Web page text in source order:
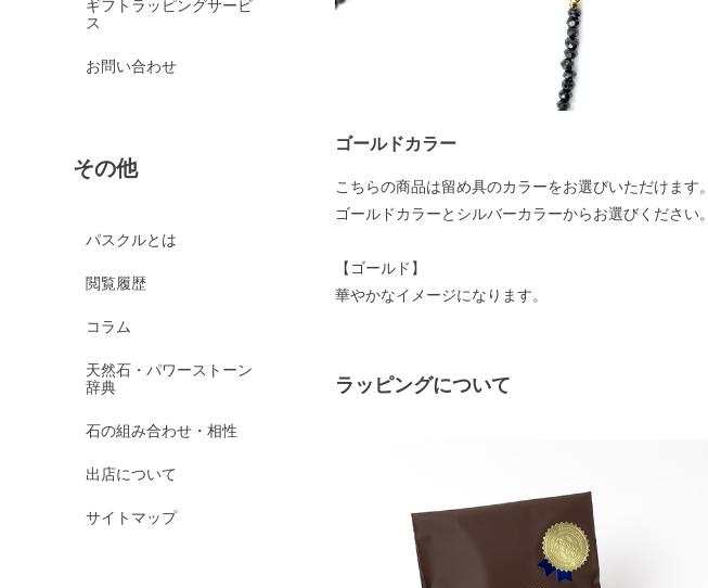
ギフトラッピングサービ
ス
お問い合わせ
その他
パスクルとは
閲覧履歴
コラム
天然石・パワーストーン
辞典
石の組み合わせ・相性
出店について
サイトマップ
ゴールドカラー
こちらの商品は留め具のカラーをお選びいただけます。
ゴールドカラーとシルバーカラーからお選びください。
【ゴールド】
華やかなイメージになります。
ラッピングについて